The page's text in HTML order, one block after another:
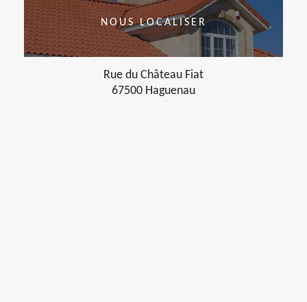
NOUS LOCALISER
Rue du Château Fiat
67500 Haguenau